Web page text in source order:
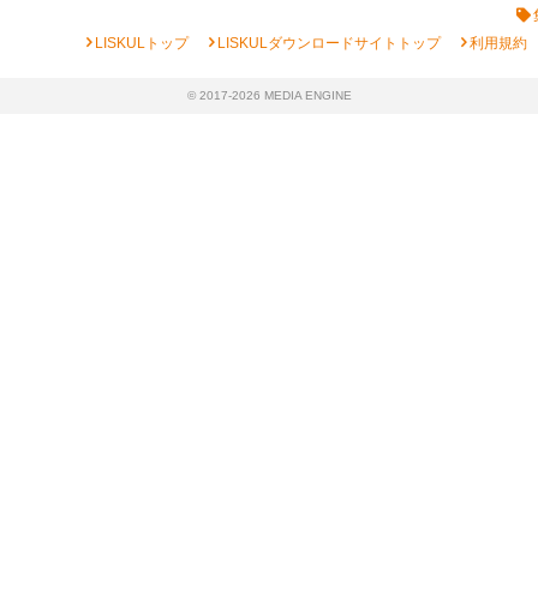
chevron_rightLISKULトップ chevron_rightLISKULダウンロードサイトトップ chevron_right利用規約
© 2017-2026 MEDIA ENGINE